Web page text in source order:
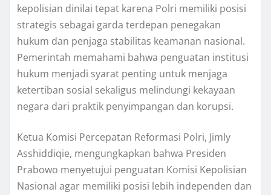
kepolisian dinilai tepat karena Polri memiliki posisi
strategis sebagai garda terdepan penegakan
hukum dan penjaga stabilitas keamanan nasional.
Pemerintah memahami bahwa penguatan institusi
hukum menjadi syarat penting untuk menjaga
ketertiban sosial sekaligus melindungi kekayaan
negara dari praktik penyimpangan dan korupsi.
Ketua Komisi Percepatan Reformasi Polri, Jimly
Asshiddiqie, mengungkapkan bahwa Presiden
Prabowo menyetujui penguatan Komisi Kepolisian
Nasional agar memiliki posisi lebih independen dan